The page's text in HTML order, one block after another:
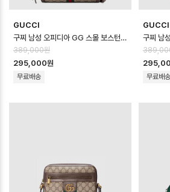
GUCCI
구찌 남성 오피디아 GG 스몰 보스턴 백 - Gucci Mens Ophidia GG Sma…
389,000원
295,000원
무료배송
GUCCI
무료배송